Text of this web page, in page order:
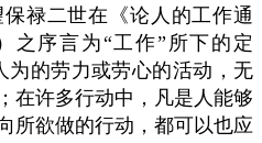
禄二世在《论人的工作通
之序言为“工作”所下的定
为的劳力或劳心的活动，无
在许多行动中，凡是人能够
所欲做的行动，都可以也应